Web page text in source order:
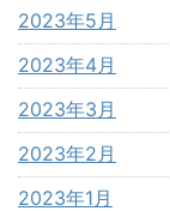
2023年5月
2023年4月
2023年3月
2023年2月
2023年1月